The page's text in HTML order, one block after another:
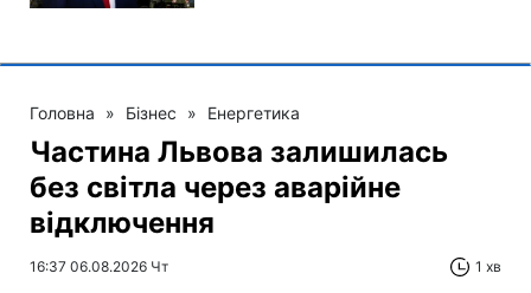
Головна » Бізнес » Енергетика
Частина Львова залишилась
без світла через аварійне
відключення
16:37 06.08.2026 Чт 1 хв